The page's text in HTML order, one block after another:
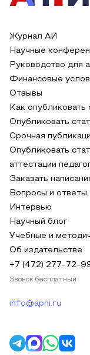
Журнал АИ
Научные
Руководство для
Финансовые
Отзывы
Как опубликовать
Опубликовать
Срочная
Опубликовать
аттестации
Заказать
Вопросы и ответы
Интервью
Научный блог
Учебные и
Об издательстве
+7 (472) 277-72-
Звонок бесплатный
info@apni.ru